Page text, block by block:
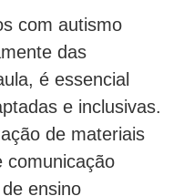
com autismo
das
é essencial
e inclusivas.
de materiais
comunicação
ensino